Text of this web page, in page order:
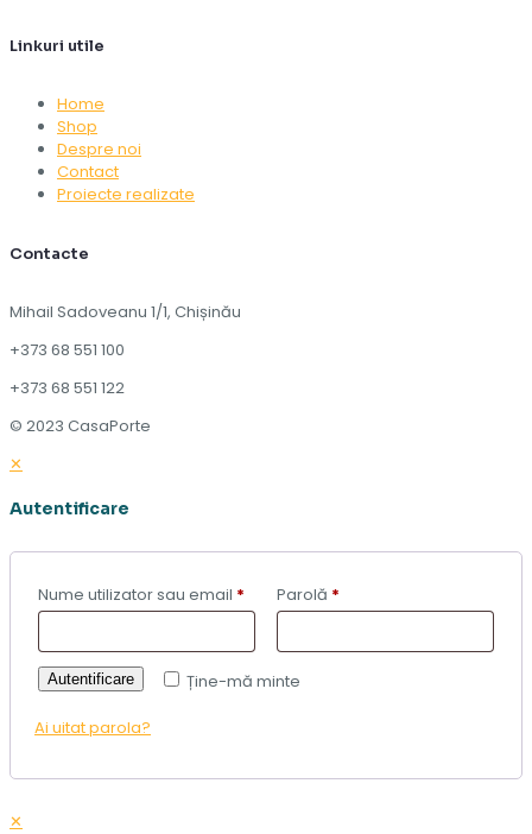
Linkuri utile
Home
Shop
Despre noi
Contact
Proiecte realizate
Contacte
Mihail Sadoveanu 1/1, Chișinău
+373 68 551 100
+373 68 551 122
© 2023 CasaPorte
✕
Autentificare
Nume utilizator sau email * Parolă *
Ține-mă minte
Autentificare
Ai uitat parola?
✕